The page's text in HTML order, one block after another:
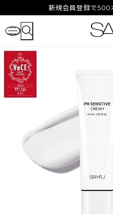
新規会員登録で500